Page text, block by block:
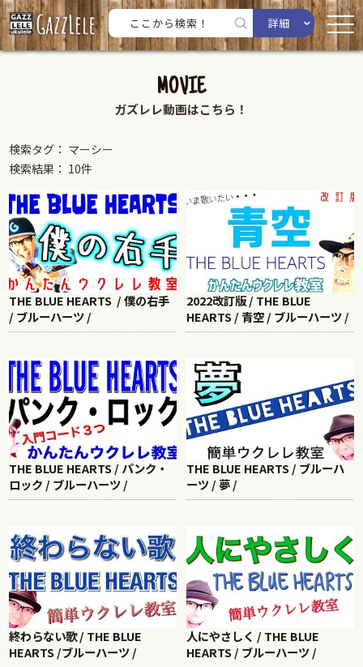
詳細
MOVIE
ガズレレ動画はこちら！
検索タグ： マーシー
検索結果： 10件
THE BLUE HEARTS / 僕の右手
/ ブルーハーツ /
2022改訂版 / THE BLUE
HEARTS / 青空 / ブルーハーツ /
THE BLUE HEARTS / パンク・
ロック / ブルーハーツ /
THE BLUE HEARTS / ブルーハ
ーツ / 夢 /
終わらない歌 / THE BLUE
HEARTS /ブルーハーツ /
人にやさしく / THE BLUE
HEARTS / ブルーハーツ /